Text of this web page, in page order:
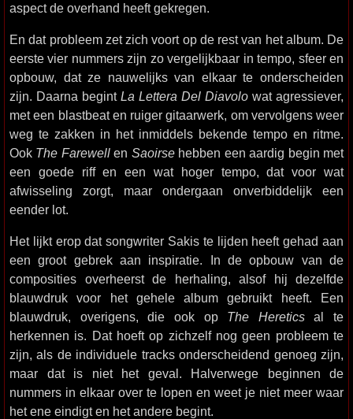
aspect de overhand heeft gekregen.
En dat probleem zet zich voort op de rest van het album. De
eerste vier nummers zijn zo vergelijkbaar in tempo, sfeer en
opbouw, dat ze nauwelijks van elkaar te onderscheiden
zijn. Daarna begint La Lettera Del Diavolo wat agressiever,
met een blastbeat en ruiger gitaarwerk, om vervolgens weer
weg te zakken in het inmiddels bekende tempo en ritme.
Ook The Farewellen Saoirsehebben een aardig begin met
een goede riff en een wat hoger tempo, dat voor wat
afwisseling zorgt, maar ondergaan onverbiddelijk een
eender lot.
Het lijkt erop dat songwriter Sakis te lijden heeft gehad aan
een groot gebrek aan inspiratie. In de opbouw van de
composities overheerst de herhaling, alsof hij dezelfde
blauwdruk voor het gehele album gebruikt heeft. Een
blauwdruk, overigens, die ook op The Hereticsal te
herkennen is. Dat hoeft op zichzelf nog geen probleem te
zijn, als de individuele tracks onderscheidend genoeg zijn,
maar dat is niet het geval. Halverwege beginnen de
nummers in elkaar over te lopen en weet je niet meer waar
het ene eindigt en het andere begint.